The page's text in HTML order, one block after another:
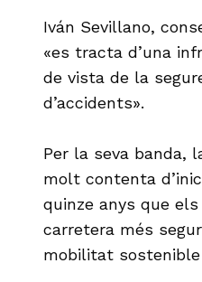
Iván Sevillano,
«es tracta d’una
de vista de la
d’accidents».
Per la seva banda,
molt contenta
quinze anys que
carretera més
mobilitat